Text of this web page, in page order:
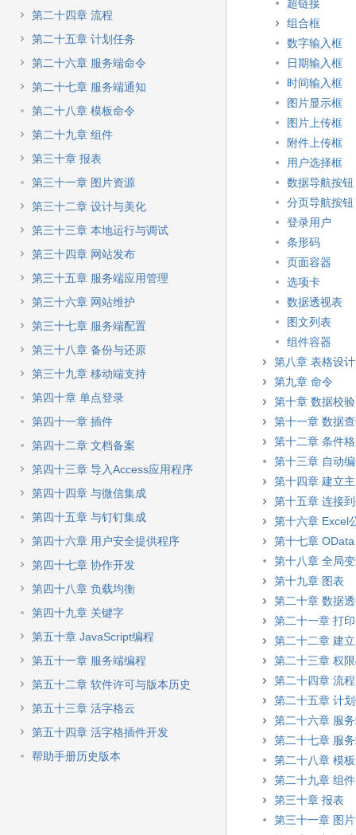
第二十四章 流程
第二十五章 计划任务
第二十六章 服务端命令
第二十七章 服务端通知
第二十八章 模板命令
第二十九章 组件
第三十章 报表
第三十一章 图片资源
第三十二章 设计与美化
第三十三章 本地运行与调试
第三十四章 网站发布
第三十五章 服务端应用管理
第三十六章 网站维护
第三十七章 服务端配置
第三十八章 备份与还原
第三十九章 移动端支持
第四十章 单点登录
第四十一章 插件
第四十二章 文档备案
第四十三章 导入Access应用程序
第四十四章 与微信集成
第四十五章 与钉钉集成
第四十六章 用户安全提供程序
第四十七章 协作开发
第四十八章 负载均衡
第四十九章 关键字
第五十章 JavaScript编程
第五十一章 服务端编程
第五十二章 软件许可与版本历史
第五十三章 活字格云
第五十四章 活字格插件开发
帮助手册历史版本
超链接
组合框
数字输入框
日期输入框
时间输入框
图片显示框
图片上传框
附件上传框
用户选择框
数据导航按钮
分页导航按钮
登录用户
条形码
页面容器
选项卡
数据透视表
图文列表
组件容器
第八章 表格设计
第九章 命令
第十章 数据校验
第十一章 数据
第十二章 条件
第十三章 自动
第十四章 建立
第十五章 连接
第十六章 Excel
第十七章 OData
第十八章 全局
第十九章 图表
第二十章 数据
第二十一章 打印
第二十二章 建
第二十三章 权
第二十四章 流程
第二十五章 计
第二十六章 服
第二十七章 服
第二十八章 模
第二十九章 组件
第三十章 报表
第三十一章 图